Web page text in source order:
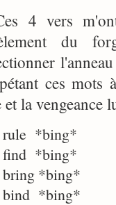
4 vers
du
ces
et la vengeance
rule *bing*
find *bing*
*bing*
bind *bing*